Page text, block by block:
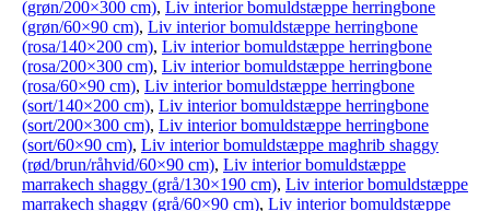
(grøn/200×300 cm), Liv interior bomuldstæppe herringbone
(grøn/60×90 cm), Liv interior bomuldstæppe herringbone
(rosa/140×200 cm), Liv interior bomuldstæppe herringbone
(rosa/200×300 cm), Liv interior bomuldstæppe herringbone
(rosa/60×90 cm), Liv interior bomuldstæppe herringbone
(sort/140×200 cm), Liv interior bomuldstæppe herringbone
(sort/200×300 cm), Liv interior bomuldstæppe herringbone
(sort/60×90 cm), Liv interior bomuldstæppe maghrib shaggy
(rød/brun/råhvid/60×90 cm), Liv interior bomuldstæppe
marrakech shaggy (grå/130×190 cm), Liv interior bomuldstæppe
marrakech shaggy (grå/60×90 cm), Liv interior bomuldstæppe